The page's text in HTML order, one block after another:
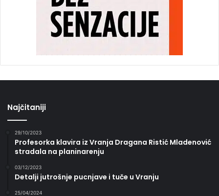
Najčitaniji
29/10/2023
Profesorka klavira iz Vranja Dragana Ristić Mladenović
stradala na planinarenju
03/12/2023
Detalji jutrošnje pucnjave i tuče u Vranju
25/04/2024